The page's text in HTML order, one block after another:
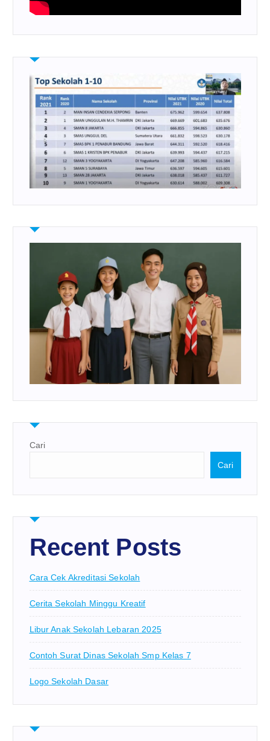
Cari
Cari
Recent Posts
Cara Cek Akreditasi Sekolah
Cerita Sekolah Minggu Kreatif
Libur Anak Sekolah Lebaran 2025
Contoh Surat Dinas Sekolah Smp Kelas 7
Logo Sekolah Dasar